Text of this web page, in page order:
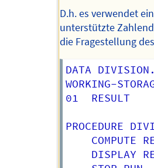
D.h. es verwendet
unterstützte
die Fragestellung
DATA DIVISION.
WORKING-
01  RESULT
PROCEDURE
COMPUTE
DISPLAY